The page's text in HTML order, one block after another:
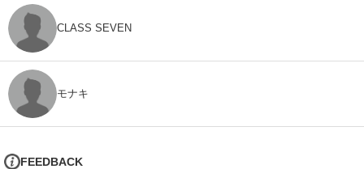
CLASS SEVEN
モナキ
FEEDBACK